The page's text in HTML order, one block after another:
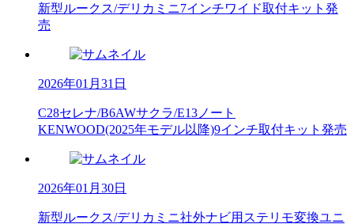
新型ルークス/デリカミニ7インチワイド取付キット発
売
2026年01月31日
C28セレナ/B6AWサクラ/E13ノート
KENWOOD(2025年モデル以降)9インチ取付キット発売
2026年01月30日
新型ルークス/デリカミニ社外ナビ用ステリモ変換ユニ